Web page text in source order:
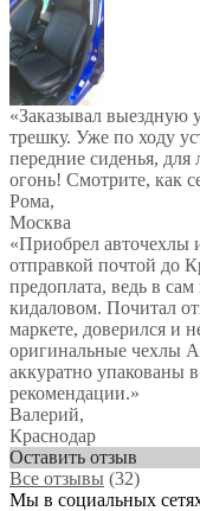
«Заказывал выездную
трешку. Уже по ходу
передние сиденья, для
огонь! Смотрите, как
Рома,
Москва
«Приобрел авточехлы
отправкой почтой до
предоплата, ведь в
кидаловом. Почитал
маркете, доверился и
оригинальные чехлы
аккуратно упакованы
рекомендации.»
Валерий,
Краснодар
Оставить отзыв
Все отзывы (32)
Мы в социальных